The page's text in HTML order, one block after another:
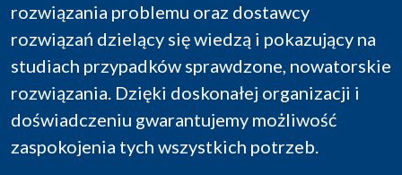
rozwiązania problemu oraz dostawcy
rozwiązań dzielący się wiedzą i pokazujący na
studiach przypadków sprawdzone, nowatorskie
rozwiązania. Dzięki doskonałej organizacji i
doświadczeniu gwarantujemy możliwość
zaspokojenia tych wszystkich potrzeb.